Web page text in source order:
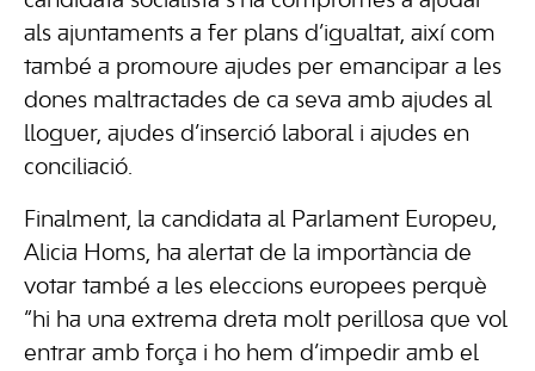
als ajuntaments a fer plans d’igualtat, així com
també a promoure ajudes per emancipar a les
dones maltractades de ca seva amb ajudes al
lloguer, ajudes d’inserció laboral i ajudes en
conciliació.
Finalment, la candidata al Parlament Europeu,
Alicia Homs, ha alertat de la importància de
votar també a les eleccions europees perquè
“hi ha una extrema dreta molt perillosa que vol
entrar amb força i ho hem d’impedir amb el